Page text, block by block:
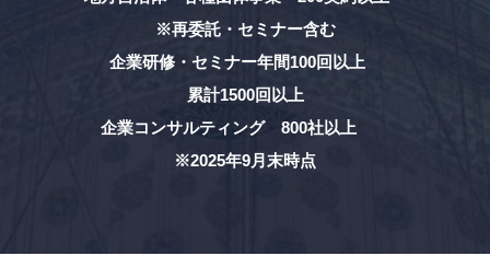
※再委託・セミナー含む
企業研修・セミナー年間100回以上
累計1500回以上
企業コンサルティング 800社以上
※2025年9月末時点